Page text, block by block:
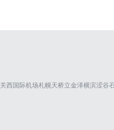
关西国际机场札幌天桥立金泽横滨涩谷